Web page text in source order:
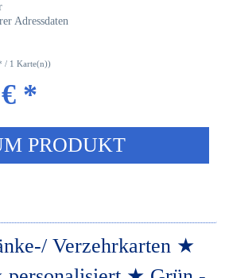
Adressdaten
/ 1 Karte(n))
*
PRODUKT